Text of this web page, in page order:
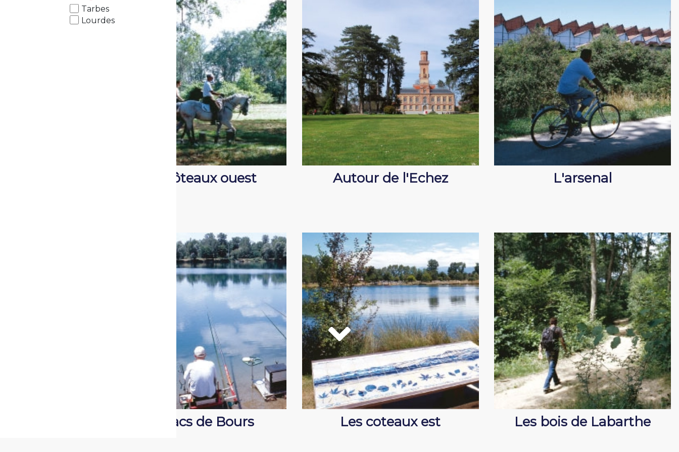
Tarbes
Lourdes
Les côteaux ouest Autour de l'Echez L'arsenal
Les lacs de Bours Les coteaux est Les bois de Labarthe